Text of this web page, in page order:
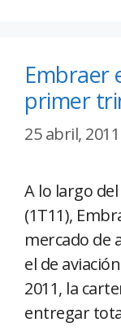
Embraer
primer
25 abril, 2011
A lo largo
(1T11),
mercado de
el de
2011, la
entregar